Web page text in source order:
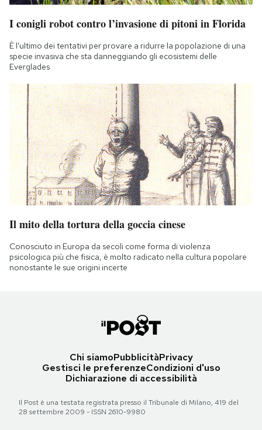
I conigli robot contro l’invasione di pitoni in Florida
È l'ultimo dei tentativi per provare a ridurre la popolazione di una
specie invasiva che sta danneggiando gli ecosistemi delle
Everglades
Il mito della tortura della goccia cinese
Conosciuto in Europa da secoli come forma di violenza
psicologica più che fisica, è molto radicato nella cultura popolare
nonostante le sue origini incerte
Chi siamoPubblicitàPrivacy
Gestisci le preferenzeCondizioni d'uso
Dichiarazione di accessibilità
Il Post è una testata registrata presso il Tribunale di Milano, 419 del
28 settembre 2009 - ISSN 2610-9980